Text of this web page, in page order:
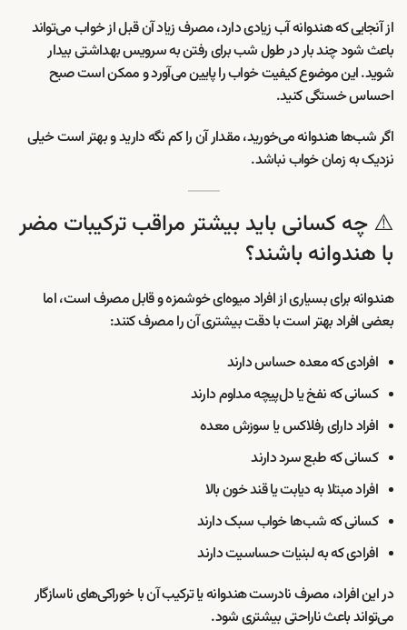
از آنجایی که هندوانه آب زیادی دارد، مصرف زیاد آن قبل از خواب می‌تواند
باعث شود چند بار در طول شب برای رفتن به سرویس بهداشتی بیدار
شوید. این موضوع کیفیت خواب را پایین می‌آورد و ممکن است صبح
احساس خستگی کنید.
اگر شب‌ها هندوانه می‌خورید، مقدار آن را کم نگه دارید و بهتر است خیلی
نزدیک به زمان خواب نباشد.
⚠️ چه کسانی باید بیشتر مراقب ترکیبات مضر
با هندوانه باشند؟
هندوانه برای بسیاری از افراد میوه‌ای خوشمزه و قابل مصرف است، اما
بعضی افراد بهتر است با دقت بیشتری آن را مصرف کنند:
افرادی که معده حساس دارند
کسانی که نفخ یا دل‌پیچه مداوم دارند
افراد دارای رفلاکس یا سوزش معده
کسانی که طبع سرد دارند
افراد مبتلا به دیابت یا قند خون بالا
کسانی که شب‌ها خواب سبک دارند
افرادی که به لبنیات حساسیت دارند
در این افراد، مصرف نادرست هندوانه یا ترکیب آن با خوراکی‌های ناسازگار
می‌تواند باعث ناراحتی بیشتری شود.